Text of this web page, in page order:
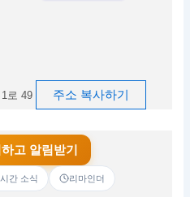
로 49 주소 복사하기
고 알림받기
간 소식 리마인더